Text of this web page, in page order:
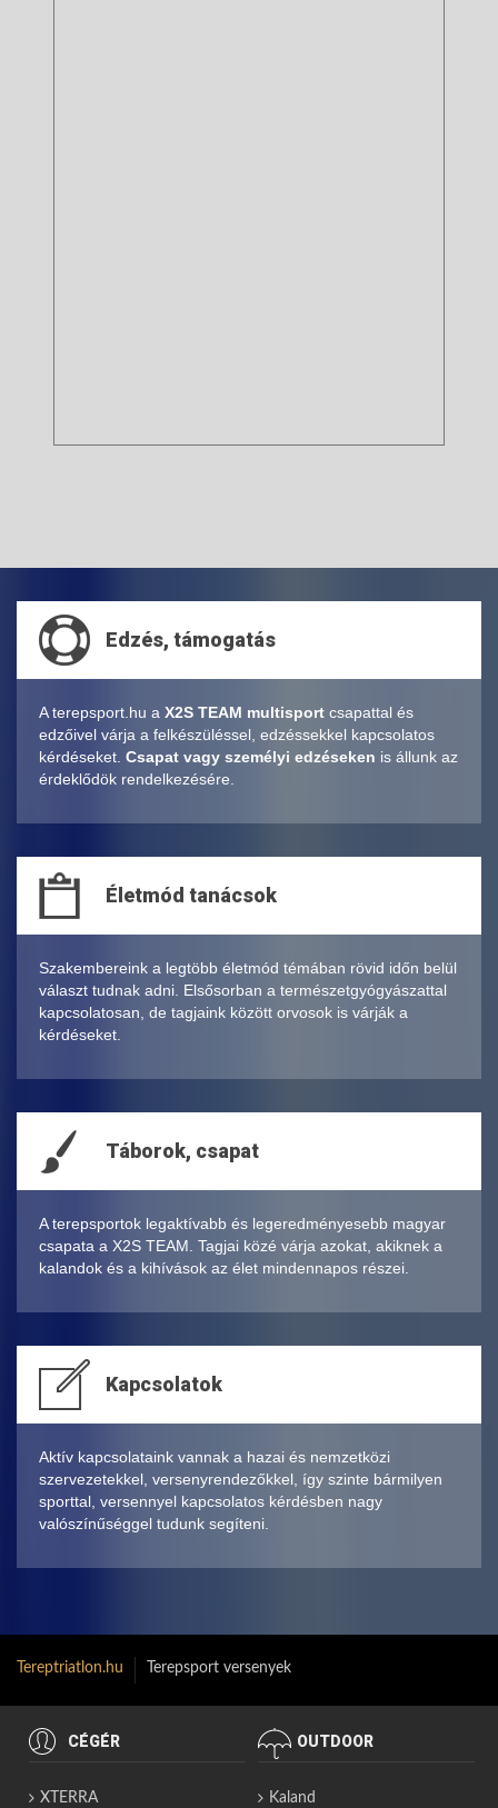
Edzés, támogatás
A terepsport.hu a X2S TEAM multisport csapattal és
edzőivel várja a felkészüléssel, edzéssekkel kapcsolatos
kérdéseket. Csapat vagy személyi edzéseken is állunk az
érdeklődök rendelkezésére.
Életmód tanácsok
Szakembereink a legtöbb életmód témában rövid időn belül
választ tudnak adni. Elsősorban a természetgyógyászattal
kapcsolatosan, de tagjaink között orvosok is várják a
kérdéseket.
Táborok, csapat
A terepsportok legaktívabb és legeredményesebb magyar
csapata a X2S TEAM. Tagjai közé várja azokat, akiknek a
kalandok és a kihívások az élet mindennapos részei.
Kapcsolatok
Aktív kapcsolataink vannak a hazai és nemzetközi
szervezetekkel, versenyrendezőkkel, így szinte bármilyen
sporttal, versennyel kapcsolatos kérdésben nagy
valószínűséggel tudunk segíteni.
Tereptriatlon.hu Terepsport versenyek
CÉGÉR
XTERRA
OUTDOOR
Kaland